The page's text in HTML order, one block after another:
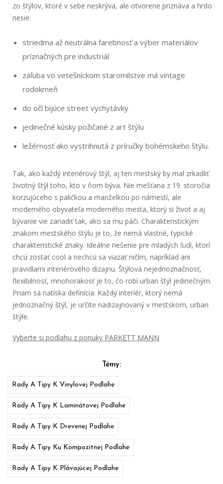
zo štýlov, ktoré v sebe neskrýva, ale otvorene priznáva a hrdo
nesie:
striedma až neutrálna farebnosť a výber materiálov
príznačných pre industriál
záľuba vo vetešníckom staromilstve má vintage
rodokmeň
do očí bijúce street vychytávky
jedinečné kúsky požičané z art štýlu
ležérnosť ako vystrihnutá z príručky bohémskeho štýlu.
Tak, ako každý interiérový štýl, aj ten mestský by mal zrkadliť
životný štýl toho, kto v ňom býva. Nie mešťana z 19. storočia
korzujúceho s paličkou a manželkou po námestí, ale
moderného obyvateľa moderného mesta, ktorý si život a aj
bývanie vie zariadiť tak, ako sa mu páči. Charakteristickým
znakom mestského štýlu je to, že nemá vlastné, typické
charakteristické znaky. Ideálne riešenie pre mladých ľudí, ktorí
chcú zostať cool a nechcú sa viazať ničím, napríklad ani
pravidlami interiérového dizajnu. Štýlová nejednoznačnosť,
flexibilnosť, mnohorakosť je to, čo robí urban štýl jedinečným.
Priam sa natíska definícia: Každý interiér, ktorý nemá
jednoznačný štýl, je určite nadizajnovaný v mestskom, urban
štýle.
Vyberte si podlahu z ponuky PARKETT MANN
Témy:
Rady A Tipy K Vinylovej Podlahe
Rady A Tipy K Laminátovej Podlahe
Rady A Tipy K Drevenej Podlahe
Rady A Tipy Ku Kompozitnej Podlahe
Rady A Tipy K Plávajúcej Podlahe